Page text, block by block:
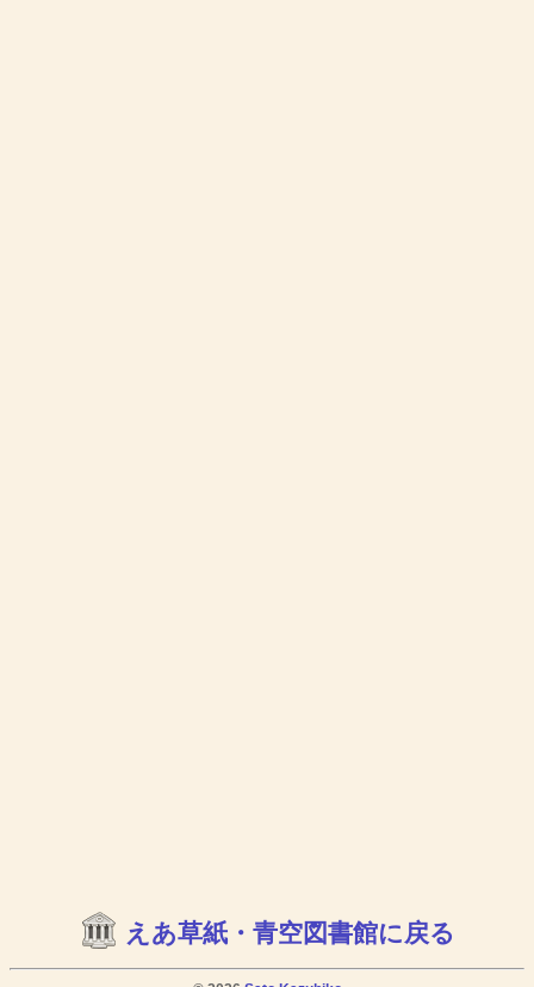
えあ草紙・青空図書館に戻る